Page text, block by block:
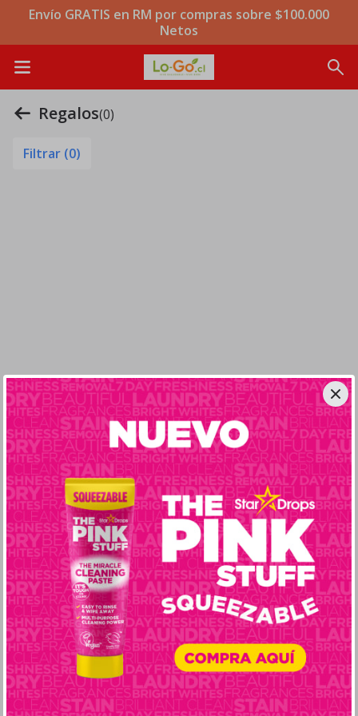
Envío GRATIS en RM por compras sobre $100.000
Netos
Regalos(0)
Filtrar (0)
No se encontraron productos
No se encontraron productos que coincidan con tu
búsqueda. Intenta con menos filtros.